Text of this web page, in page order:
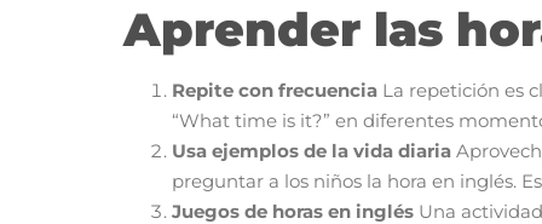
Aprender las
Repite con frecuencia La repetición es
“What time is it?” en diferentes
Usa ejemplos de la vida diaria
preguntar a los niños la hora en inglés.
Juegos de horas en inglés Una